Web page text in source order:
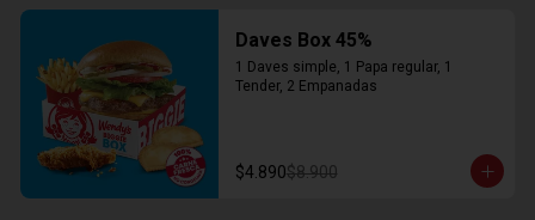
Daves Box 45%
1 Daves simple, 1 Papa regular, 1
Tender, 2 Empanadas
$4.890$8.900